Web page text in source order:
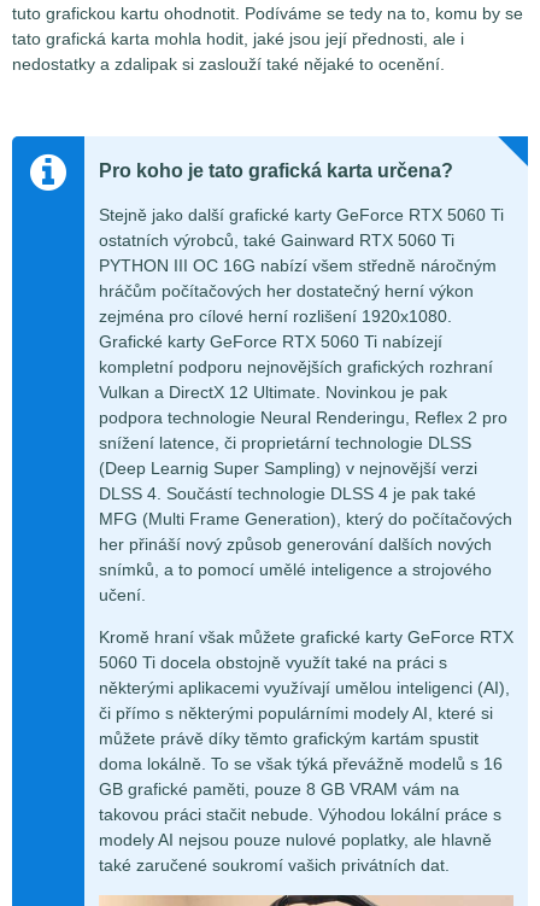
tuto grafickou kartu ohodnotit. Podíváme se tedy na to, komu by se
tato grafická karta mohla hodit, jaké jsou její přednosti, ale i
nedostatky a zdalipak si zaslouží také nějaké to ocenění.
Pro koho je tato grafická karta určena?
Stejně jako další grafické karty GeForce RTX 5060 Ti
ostatních výrobců, také Gainward RTX 5060 Ti
PYTHON III OC 16G nabízí všem středně náročným
hráčům počítačových her dostatečný herní výkon
zejména pro cílové herní rozlišení 1920x1080.
Grafické karty GeForce RTX 5060 Ti nabízejí
kompletní podporu nejnovějších grafických rozhraní
Vulkan a DirectX 12 Ultimate. Novinkou je pak
podpora technologie Neural Renderingu, Reflex 2 pro
snížení latence, či proprietární technologie DLSS
(Deep Learnig Super Sampling) v nejnovější verzi
DLSS 4. Součástí technologie DLSS 4 je pak také
MFG (Multi Frame Generation), který do počítačových
her přináší nový způsob generování dalších nových
snímků, a to pomocí umělé inteligence a strojového
učení.
Kromě hraní však můžete grafické karty GeForce RTX
5060 Ti docela obstojně využít také na práci s
některými aplikacemi využívají umělou inteligenci (AI),
či přímo s některými populárními modely AI, které si
můžete právě díky těmto grafickým kartám spustit
doma lokálně. To se však týká převážně modelů s 16
GB grafické paměti, pouze 8 GB VRAM vám na
takovou práci stačit nebude. Výhodou lokální práce s
modely AI nejsou pouze nulové poplatky, ale hlavně
také zaručené soukromí vašich privátních dat.